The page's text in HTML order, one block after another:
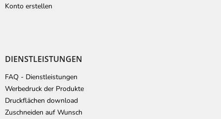
Konto erstellen
DIENSTLEISTUNGEN
FAQ - Dienstleistungen
Werbedruck der Produkte
Druckflächen download
Zuschneiden auf Wunsch